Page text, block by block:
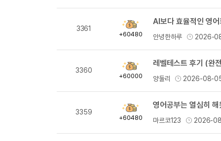
3361
획
득
+60480
AI보다 효율적인 영
안녕한하루 2026-
3360
획
득
+60000
레벨테스트 후기 (완
양둘리 2026-08-
3359
획
득
+60480 마르코123 2026-